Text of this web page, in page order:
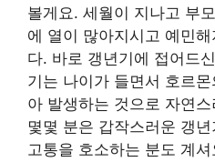
볼게요. 세월이 지나고 부
에 열이 많아지시고 예민
다. 바로 갱년기에 접어드
기는 나이가 들면서 호르
아 발생하는 것으로 자연
몇몇 분은 갑작스러운 갱
고통을 호소하는 분도 계